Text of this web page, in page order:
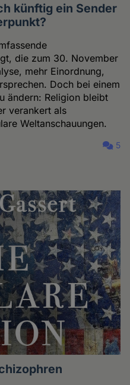
künftig ein Sender
die zum 30. November
mehr Einordnung,
Doch bei einem
ändern: Religion bleibt
verankert als
Weltanschauungen.
5